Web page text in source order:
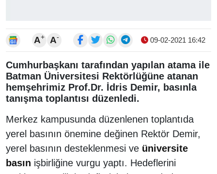
A+ A- 09-02-2021 16:42
Cumhurbaşkanı tarafından yapılan atama ile
Batman Üniversitesi Rektörlüğüne atanan
hemşehrimiz Prof.Dr. İdris Demir, basınla
tanışma toplantısı düzenledi.
Merkez kampusunda düzenlenen toplantıda
yerel basının önemine değinen Rektör Demir,
yerel basının desteklenmesi ve üniversite
basın işbirliğine vurgu yaptı. Hedeflerini